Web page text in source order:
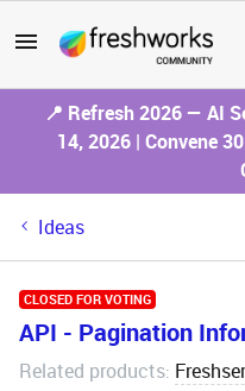
📍 Refresh 2026 — AI
14, 2026 | Convene
Ideas
CLOSED FOR VOTING
API - Pagination
Related products: